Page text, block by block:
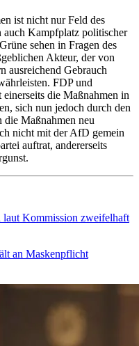
ist nicht nur Feld des
auch Kampfplatz politischer
sehen in Fragen des
Akteur, der von
ausreichend Gebrauch
FDP und
die Maßnahmen in
sich nun jedoch durch den
die Maßnahmen neu
nicht mit der AfD gemein
auftrat, andererseits
laut Kommission zweifelhaft
an Maskenpflicht